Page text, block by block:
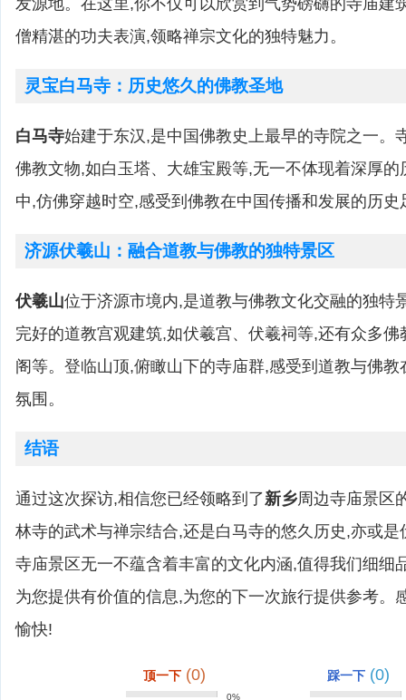
发源地。在这里,你不仅可以欣赏到气势磅礴的寺庙建
僧精湛的功夫表演,领略禅宗文化的独特魅力。
灵宝白马寺：历史悠久的佛教圣地
白马寺始建于东汉,是中国佛教史上最早的寺院之一。
佛教文物,如白玉塔、大雄宝殿等,无一不体现着深厚
中,仿佛穿越时空,感受到佛教在中国传播和发展的历史
济源伏羲山：融合道教与佛教的独特景区
伏羲山位于济源市境内,是道教与佛教文化交融的独特
完好的道教宫观建筑,如伏羲宫、伏羲祠等,还有众多
阁等。登临山顶,俯瞰山下的寺庙群,感受到道教与佛
氛围。
结语
通过这次探访,相信您已经领略到了新乡周边寺庙景区
林寺的武术与禅宗结合,还是白马寺的悠久历史,亦或
寺庙景区无一不蕴含着丰富的文化内涵,值得我们细细
为您提供有价值的信息,为您的下一次旅行提供参考。
愉快!
顶一下 (0)
0%
踩一下 (0)